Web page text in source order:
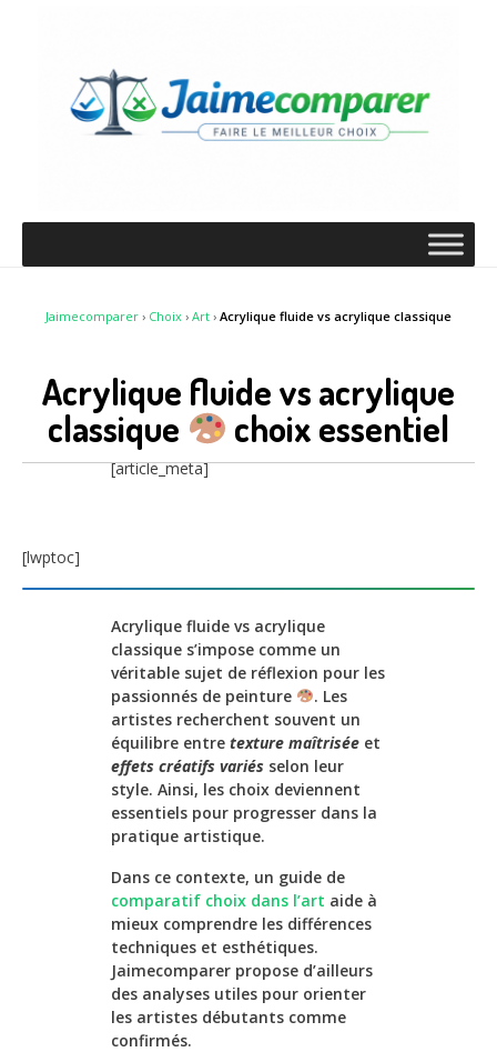
Jaimecomparer › Choix › Art › Acrylique fluide vs acrylique classique
Acrylique fluide vs acrylique
classique
choix essentiel
[article_meta]
[lwptoc]
Acrylique fluide vs acrylique
classique s’impose comme un
véritable sujet de réflexion pour les
passionnés de peinture
. Les
artistes recherchent souvent un
équilibre entre texture maîtrisée et
effets créatifs variés selon leur
style. Ainsi, les choix deviennent
essentiels pour progresser dans la
pratique artistique.
Dans ce contexte, un guide de
comparatif choix dans l’art aide à
mieux comprendre les différences
techniques et esthétiques.
Jaimecomparer propose d’ailleurs
des analyses utiles pour orienter
les artistes débutants comme
confirmés.